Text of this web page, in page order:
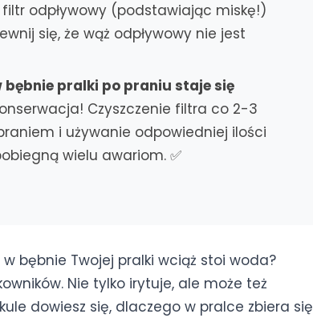
filtr odpływowy (podstawiając miskę!)
się, że wąż odpływowy nie jest
pralki po praniu staje się
Czyszczenie filtra co 2-3
i używanie odpowiedniej ilości
wielu awariom. ✅
bębnie Twojej pralki wciąż stoi woda?
Nie tylko irytuje, ale może też
dowiesz się, dlaczego w pralce zbiera się